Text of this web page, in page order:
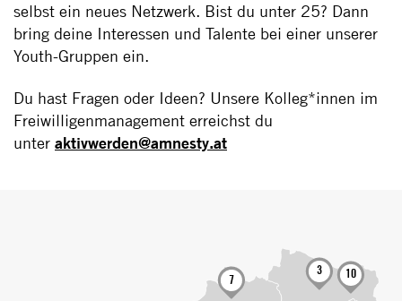
selbst ein neues Netzwerk. Bist du unter 25? Dann
bring deine Interessen und Talente bei einer unserer
Youth-Gruppen ein.
Du hast Fragen oder Ideen? Unsere Kolleg*innen im
Freiwilligenmanagement erreichst du
unter aktivwerden@amnesty.at
10
7
3